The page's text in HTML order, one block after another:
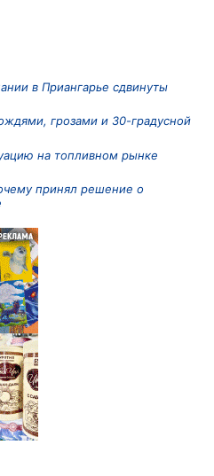
в Приангарье сдвинуты
грозами и 30-градусной
на топливном рынке
принял решение о